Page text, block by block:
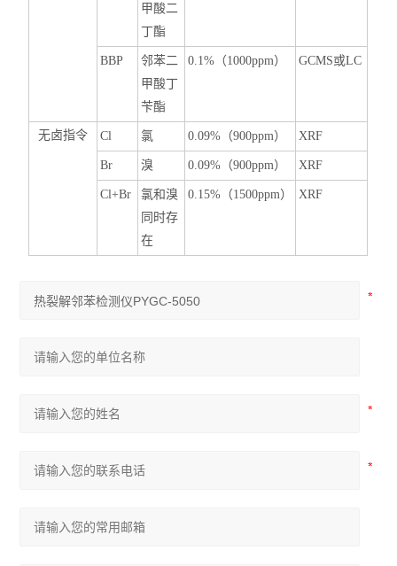
甲酸二
丁酯
BBP
邻苯二
甲酸丁
苄酯
0 .1% （1000ppm） GCMS或LC
无卤指令 Cl 氯 0 .09% （900ppm） XRF
Br 溴 0 .09% （900ppm） XRF
Cl+Br
氯和溴
同时存
在
0 .15% （1500ppm） XRF